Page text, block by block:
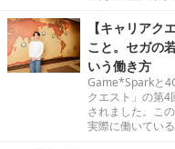
【キャリアク
こと。セガの
いう働き方
Game*Sparkと
クエスト」の第4
されました。こ
実際に働いてい